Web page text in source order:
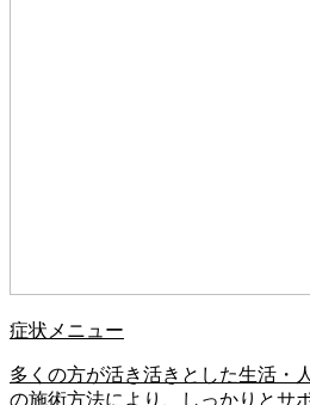
症状メニュー
多くの方が活き活きとした生活・
の施術方法により、しっかりとサ